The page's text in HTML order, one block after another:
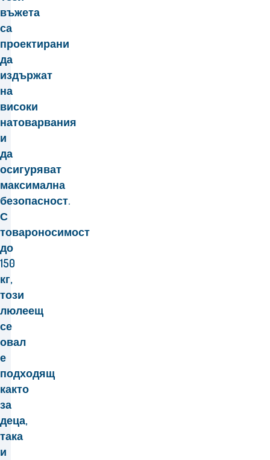
въжета
са
проектирани
да
издържат
на
високи
натоварвания
и
да
осигуряват
максимална
безопасност.
С
товароносимост
до
150
кг,
този
люлеещ
се
овал
е
подходящ
както
за
деца,
така
и